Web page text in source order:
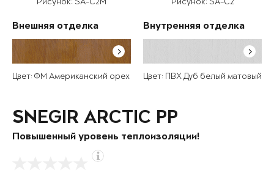
Рисунок: SA-C2M
Внешняя отделка
Цвет: ФМ Американский орех
Рисунок: SA-C2
Внутренняя отделка
Цвет: ПВХ Дуб белый матовый
SNEGIR ARCTIC PP
Повышенный уровень теплоизоляции!